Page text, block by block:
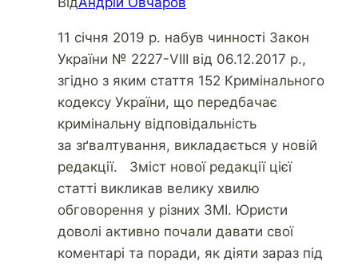
11 січня 2019 р. набув чинності Закон
України № 2227-VIII від 06.12.2017 р.,
згідно з яким стаття 152 Кримінального
кодексу України, що передбачає
кримінальну відповідальність
за зґвалтування, викладається у новій
редакції. Зміст нової редакції цієї
статті викликав велику хвилю
обговорення у різних ЗМІ. Юристи
доволі активно почали давати свої
коментарі та поради, як діяти зараз під